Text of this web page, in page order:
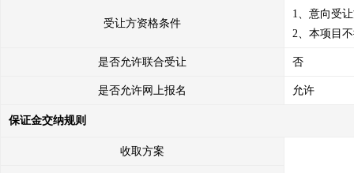
受让方资格条件
1、意向受
2、本项目
是否允许联合受让 否
是否允许网上报名 允许
保证金交纳规则
收取方案